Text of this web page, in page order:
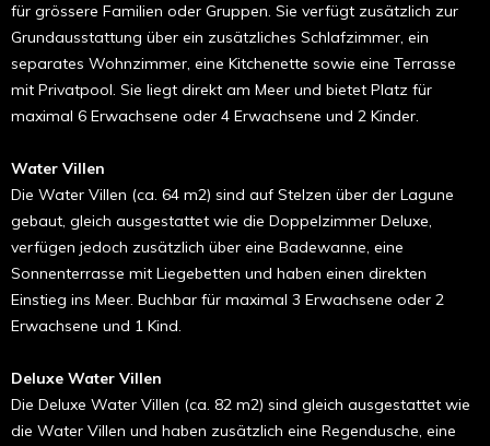
für grössere Familien oder Gruppen. Sie verfügt zusätzlich zur
Grundausstattung über ein zusätzliches Schlafzimmer, ein
separates Wohnzimmer, eine Kitchenette sowie eine Terrasse
mit Privatpool. Sie liegt direkt am Meer und bietet Platz für
maximal 6 Erwachsene oder 4 Erwachsene und 2 Kinder.
Water Villen
Die Water Villen (ca. 64 m2) sind auf Stelzen über der Lagune
gebaut, gleich ausgestattet wie die Doppelzimmer Deluxe,
verfügen jedoch zusätzlich über eine Badewanne, eine
Sonnenterrasse mit Liegebetten und haben einen direkten
Einstieg ins Meer. Buchbar für maximal 3 Erwachsene oder 2
Erwachsene und 1 Kind.
Deluxe Water Villen
Die Deluxe Water Villen (ca. 82 m2) sind gleich ausgestattet wie
die Water Villen und haben zusätzlich eine Regendusche, eine